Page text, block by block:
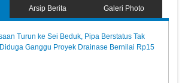
Arsip Berita Galeri Photo
Turun ke Sei Beduk, Pipa Berstatus Tak
Ganggu Proyek Drainase Bernilai Rp15